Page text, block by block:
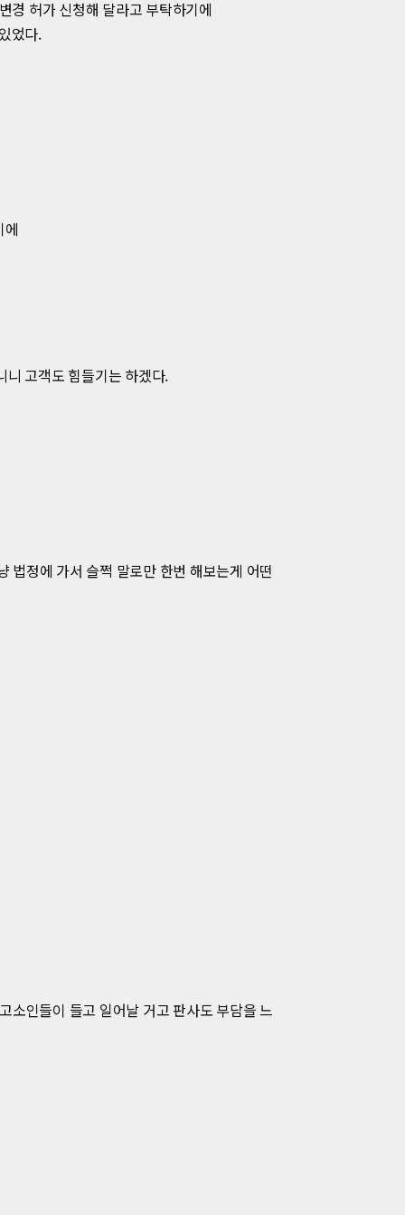
경 허가 신청해 달라고 부탁하기에
었다.
에
니 고객도 힘들기는 하겠다.
법정에 가서 슬쩍 말로만 한번 해보는게 어떤
소인들이 들고 일어날 거고 판사도 부담을 느